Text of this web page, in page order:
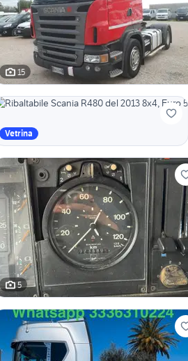
15
Vetrina
5